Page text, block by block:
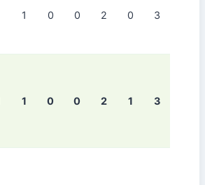
1 0 0 2 0 3
1 0 0 2 1 3